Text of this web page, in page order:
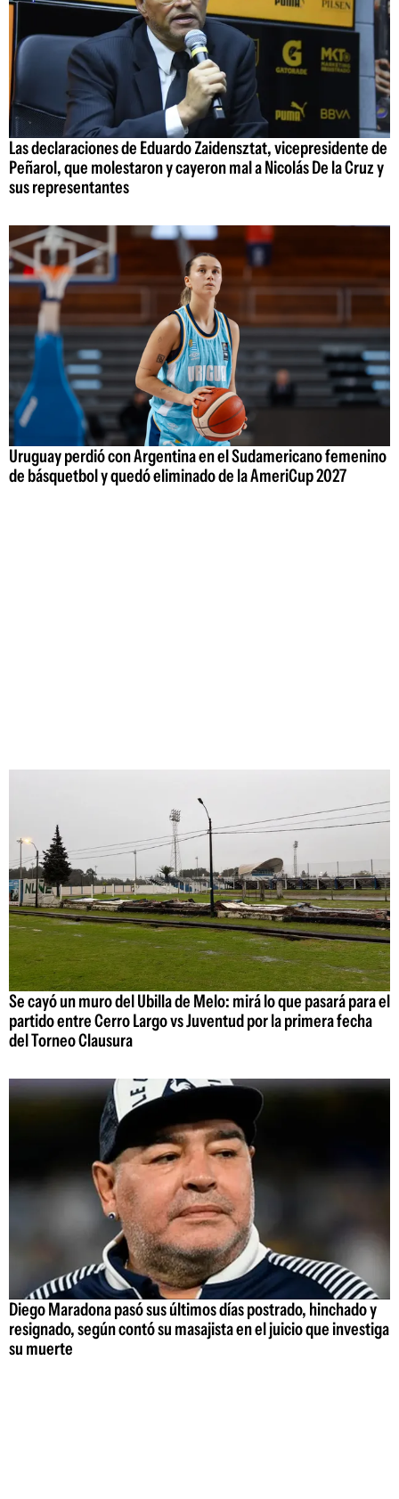
Las declaraciones de Eduardo Zaidensztat, vicepresidente de
Peñarol, que molestaron y cayeron mal a Nicolás De la Cruz y
sus representantes
Uruguay perdió con Argentina en el Sudamericano femenino
de básquetbol y quedó eliminado de la AmeriCup 2027
Se cayó un muro del Ubilla de Melo: mirá lo que pasará para el
partido entre Cerro Largo vs Juventud por la primera fecha
del Torneo Clausura
Diego Maradona pasó sus últimos días postrado, hinchado y
resignado, según contó su masajista en el juicio que investiga
su muerte